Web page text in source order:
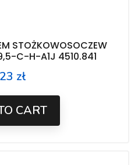
STOŻKOWOSOCZEW
C-H-A1J 4510.841
zł
CART